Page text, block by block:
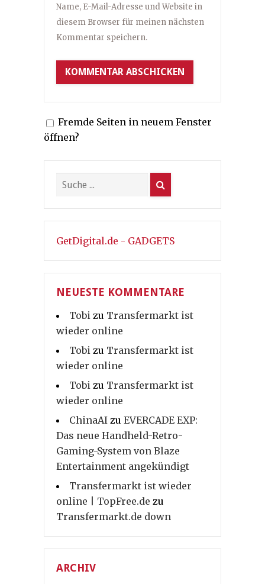
Name, E-Mail-Adresse und Website in
diesem Browser für meinen nächsten
Kommentar speichern.
Fremde Seiten in neuem Fenster
öffnen?
GetDigital.de - GADGETS
NEUESTE KOMMENTARE
Tobi zu Transfermarkt ist
wieder online
Tobi zu Transfermarkt ist
wieder online
Tobi zu Transfermarkt ist
wieder online
ChinaAI zu EVERCADE EXP:
Das neue Handheld-Retro-
Gaming-System von Blaze
Entertainment angekündigt
Transfermarkt ist wieder
online | TopFree.de zu
Transfermarkt.de down
ARCHIV